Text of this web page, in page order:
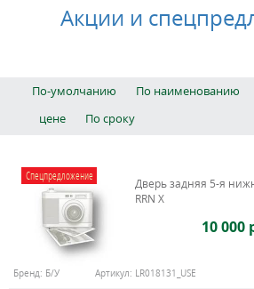
Акции и
По-умолчанию По наименованию
цене
По сроку
Спецпредложение
Дверь задняя 5-я
RRN X
10 000
Бренд: Б/У Артикул: LR018131_USE